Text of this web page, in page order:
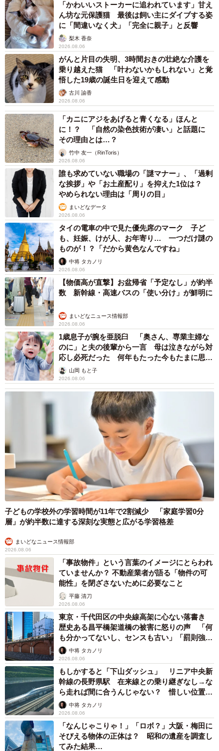
「かわいいストーカーに追われています」甘え
ん坊な元保護猫 最後は飼い主にダイブする姿
に「間違いなく犬」「完全に親子」と反響
梨木 香奈
2026.08.06
がんと片目の失明、3時間おきの壮絶な介護を
乗り越えた猫 「叶わないかもしれない」と覚
悟した19歳の誕生日を迎えて感動
古川 諭香
2026.08.06
「カニにアジをあげると青くなる」ほんと
に！？ 「自然の染色技術が凄い」と話題に
その理由とは…？
竹中 友一（RinToris）
2026.08.06
誰も求めていない職場の「謎マナー」、「過剰
な挨拶」や「お土産配り」を抑えた1位は？
やめられない理由は「周りの目」
まいどなデータ
2026.08.06
タイの電車の中で見た優先席のマーク 子ど
も、妊娠、けが人、お年寄り… 一つだけ謎の
ものが！？「だから黄色なんですね」
中将 タカノリ
2026.08.06
【物価高が直撃】お盆帰省「予定なし」が約半
数 新幹線・高速バスの「使い分け」が鮮明に
まいどなニュース情報部
2026.08.06
1歳息子が腕を亜脱臼 「奥さん、専業主婦な
のに」と夫の後輩から一言 母は泣きながら対
応し必死だった 何年もたった今もたまに思い
出し…山岡 もと子
2026.08.06
子どもの学校外の学習時間が11年で2割減少 「家庭学習0分
層」が約半数に達する深刻な実態と広がる学習格差
まいどなニュース情報部
2026.08.06
「事故物件」という言葉のイメージにとらわれ
ていませんか？ 不動産業者が語る「物件の可
能性」を閉ざさないために必要なこと
平藤 清刀
2026.08.06
東京・千代田区の中央線高架に心ない落書き
歴史ある昌平橋架道橋の被害に怒りの声 「何
も分かってないし、センスも古い」「罰則強化
して」中将 タカノリ
2026.08.06
もしかすると「下山ダッシュ」 リニア中央新
幹線の長野県駅 在来線との乗り継ぎなし→な
ら走れば間に合うんじゃない？ 惜しい位置関
係が反響
中将 タカノリ
2026.08.06
「なんじゃこりゃ！」「ロボ？」大阪・梅田に
そびえる物体の正体は？ 昭和の遺産を調査し
てみた結果…